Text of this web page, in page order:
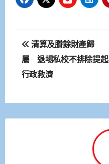
文
章
導
覽
清算及賸餘財產歸
屬 退場私校不排除提起
行政救濟